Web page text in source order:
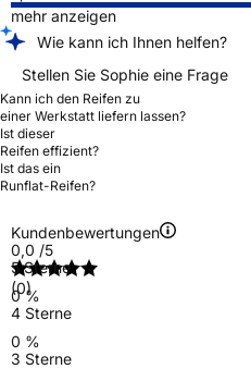
mehr anzeigen
Wie kann ich Ihnen helfen?
Stellen Sie Sophie eine Frage
Kann ich den Reifen zu
einer Werkstatt liefern lassen?
Ist dieser
Reifen effizient?
Ist das ein
Runflat-Reifen?
Kundenbewertungen
0,0 /5
(0)
5 Sterne
0 %
4 Sterne
0 %
3 Sterne